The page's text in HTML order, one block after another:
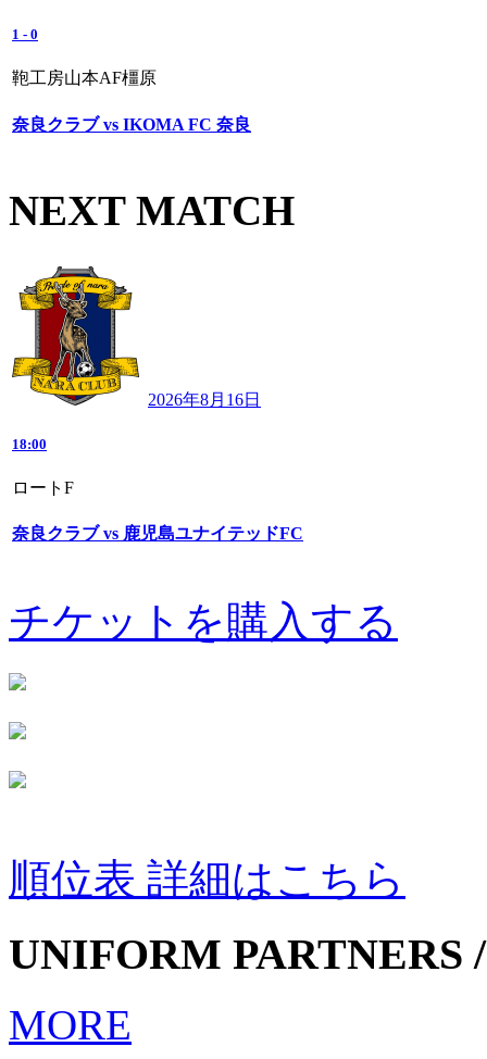
1 - 0
鞄工房山本AF橿原
奈良クラブ vs IKOMA FC 奈良
NEXT MATCH
2026年8月16日
18:00
ロートF
奈良クラブ vs 鹿児島ユナイテッドFC
チケットを購入する
順位表 詳細はこちら
UNIFORM PARTNERS
MORE